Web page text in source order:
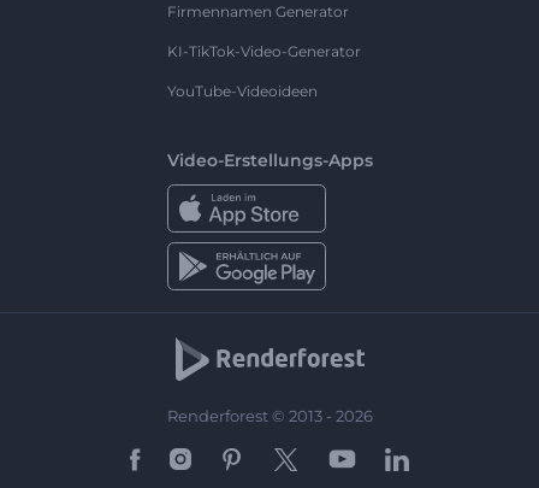
Firmennamen Generator
KI-TikTok-Video-Generator
YouTube-Videoideen
Video-Erstellungs-Apps
Renderforest © 2013 - 2026